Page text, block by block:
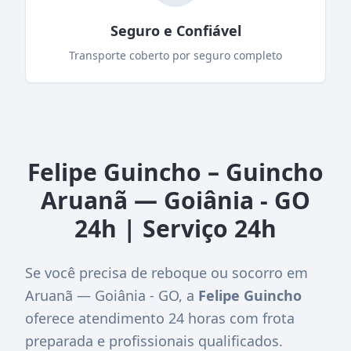
Seguro e Confiável
Transporte coberto por seguro completo
Felipe Guincho – Guincho
Aruanã — Goiânia - GO
24h | Serviço 24h
Se você precisa de reboque ou socorro em
Aruanã — Goiânia - GO, a Felipe Guincho
oferece atendimento 24 horas com frota
preparada e profissionais qualificados.